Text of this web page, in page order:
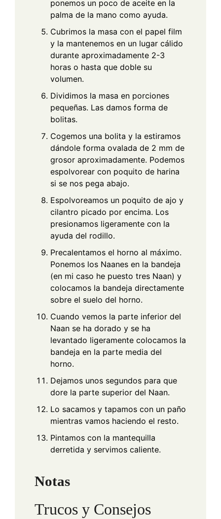
ponemos un poco de aceite en la
palma de la mano como ayuda.
Cubrimos la masa con el papel film
y la mantenemos en un lugar cálido
durante aproximadamente 2-3
horas o hasta que doble su
volumen.
Dividimos la masa en porciones
pequeñas. Las damos forma de
bolitas.
Cogemos una bolita y la estiramos
dándole forma ovalada de 2 mm de
grosor aproximadamente. Podemos
espolvorear con poquito de harina
si se nos pega abajo.
Espolvoreamos un poquito de ajo y
cilantro picado por encima. Los
presionamos ligeramente con la
ayuda del rodillo.
Precalentamos el horno al máximo.
Ponemos los Naanes en la bandeja
(en mi caso he puesto tres Naan) y
colocamos la bandeja directamente
sobre el suelo del horno.
Cuando vemos la parte inferior del
Naan se ha dorado y se ha
levantado ligeramente colocamos la
bandeja en la parte media del
horno.
Dejamos unos segundos para que
dore la parte superior del Naan.
Lo sacamos y tapamos con un paño
mientras vamos haciendo el resto.
Pintamos con la mantequilla
derretida y servimos caliente.
Notas
Trucos y Consejos